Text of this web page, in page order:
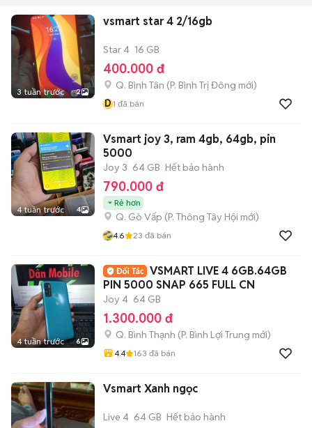
3 tuần trước 2
vsmart star 4 2/16gb
Star 4 16 GB
400.000 đ
Q. Bình Tân (P. Bình Trị Đông mới)
D1 đã bán
4 tuần trước 4
Vsmart joy 3, ram 4gb, 64gb, pin
5000
Joy 3 64 GB Hết bảo hành
790.000 đ
Rẻ hơn
Q. Gò Vấp (P. Thông Tây Hội mới)
4.6 23 đã bán
4 tuần trước 6
VSMART LIVE 4 6GB.64GB
PIN 5000 SNAP 665 FULL CN
Joy 4 64 GB
1.300.000 đ
Q. Bình Thạnh (P. Bình Lợi Trung mới)
4.4 163 đã bán
Vsmart Xanh ngọc
Live 4 64 GB Hết bảo hành